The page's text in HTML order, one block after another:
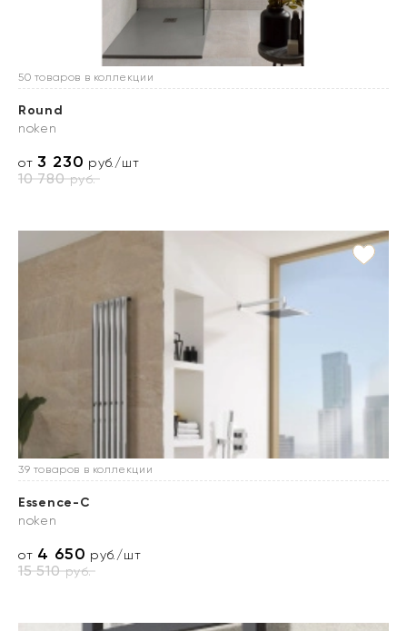
50 товаров в коллекции
Round
noken
от3 230 руб./шт
10 780руб.
39 товаров в коллекции
Essence-C
noken
от 4 650 руб./шт
15 510руб.